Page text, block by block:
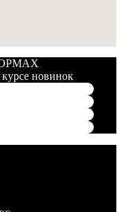
новинок